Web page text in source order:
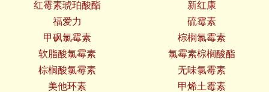
红霉素琥珀酸酯
新红康
福爱力
硫霉素
甲砜氯霉素
棕榈氯霉素
软脂酸氯霉素
氯霉素棕榈酸酯
棕榈酸氯霉素
无味氯霉素
美他环素
甲烯土霉素